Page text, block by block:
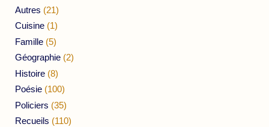
Autres (21)
Cuisine (1)
Famille (5)
Géographie (2)
Histoire (8)
Poésie (100)
Policiers (35)
Recueils (110)